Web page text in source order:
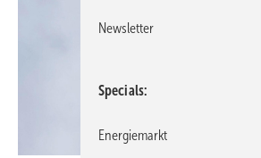
Newsletter
Specials
Energiemarkt